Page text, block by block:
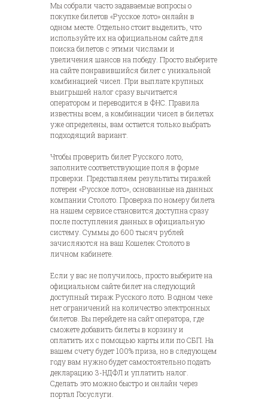
Мы собрали часто задаваемые вопросы о
покупке билетов «Русское лото» онлайн в
одном месте. Отдельно стоит выделить, что
используйте их на официальном сайте для
поиска билетов с этими числами и
увеличения шансов на победу. Просто выберите
на сайте понравившийся билет с уникальной
комбинацией чисел. При выплате крупных
выигрышей налог сразу вычитается
оператором и переводится в ФНС. Правила
известны всем, а комбинации чисел в билетах
уже определены, вам остается только выбрать
подходящий вариант.
Чтобы проверить билет Русского лото,
заполните соответствующие поля в форме
проверки. Представляем результаты тиражей
лотереи «Русское лото», основанные на данных
компании Столото. Проверка по номеру билета
на нашем сервисе становится доступна сразу
после поступления данных в официальную
систему. Суммы до 600 тысяч рублей
зачисляются на ваш Кошелек Столото в
личном кабинете.
Если у вас не получилось, просто выберите на
официальном сайте билет на следующий
доступный тираж Русского лото. В одном чеке
нет ограничений на количество электронных
билетов. Вы перейдете на сайт оператора, где
сможете добавить билеты в корзину и
оплатить их с помощью карты или по СБП. На
вашем счету будет 100% приза, но в следующем
году вам нужно будет самостоятельно подать
декларацию 3-НДФЛ и уплатить налог.
Сделать это можно быстро и онлайн через
портал Госуслуги.